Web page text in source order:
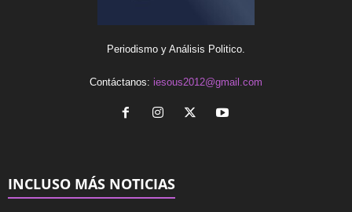
Periodismo y Análisis Politico.
Contáctanos: iesous2012@gmail.com
INCLUSO MÁS NOTICIAS